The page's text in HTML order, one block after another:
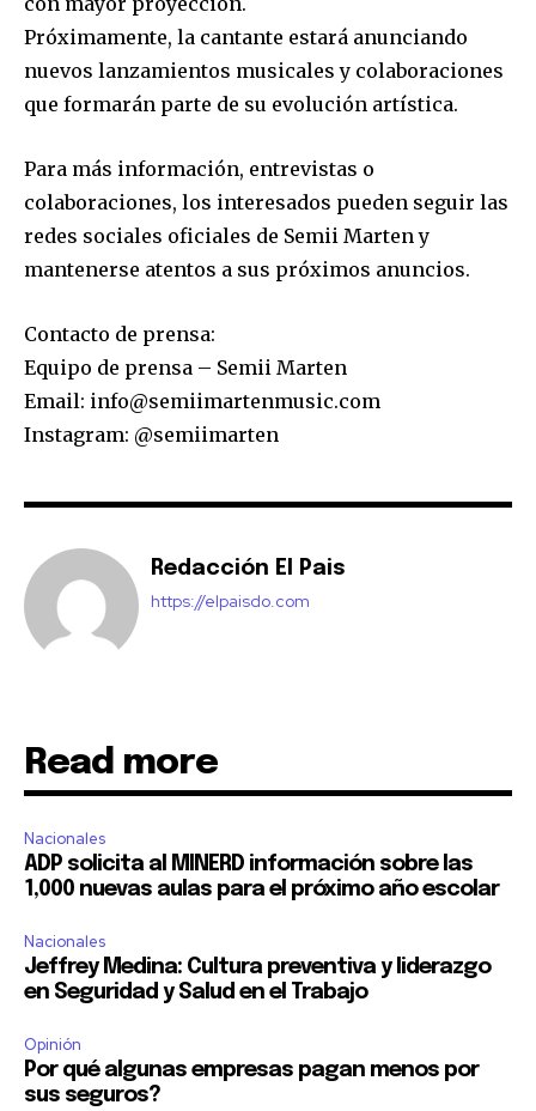
Próximamente, la cantante estará anunciando
nuevos lanzamientos musicales y colaboraciones
que formarán parte de su evolución artística.
Para más información, entrevistas o
colaboraciones, los interesados pueden seguir las
redes sociales oficiales de Semii Marten y
mantenerse atentos a sus próximos anuncios.
Contacto de prensa:
Equipo de prensa – Semii Marten
Email: info@semiimartenmusic.com
Instagram: @semiimarten
Redacción El Pais
https://elpaisdo.com
Read more
Nacionales
ADP solicita al MINERD información sobre las
1,000 nuevas aulas para el próximo año escolar
Nacionales
Jeffrey Medina: Cultura preventiva y liderazgo
en Seguridad y Salud en el Trabajo
Opinión
Por qué algunas empresas pagan menos por
sus seguros?